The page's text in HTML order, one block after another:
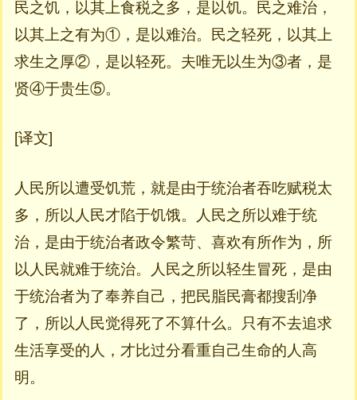
民之饥，以其上食税之多，是以饥。民之难治，
以其上之有为①，是以难治。民之轻死，以其上
求生之厚②，是以轻死。夫唯无以生为③者，是
贤④于贵生⑤。
[译文]
人民所以遭受饥荒，就是由于统治者吞吃赋税太
多，所以人民才陷于饥饿。人民之所以难于统
治，是由于统治者政令繁苛、喜欢有所作为，所
以人民就难于统治。人民之所以轻生冒死，是由
于统治者为了奉养自己，把民脂民膏都搜刮净
了，所以人民觉得死了不算什么。只有不去追求
生活享受的人，才比过分看重自己生命的人高
明。